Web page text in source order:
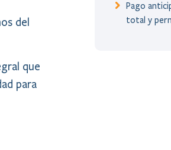
del
que
para
Pago
total y